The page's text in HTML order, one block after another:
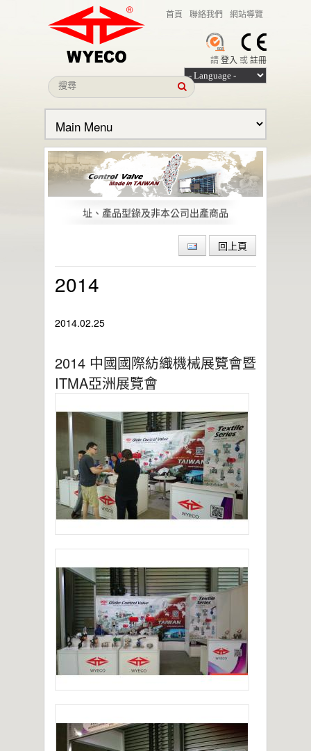
首頁 聯絡我們 網站導覽
請登入 或註冊
本公司名義遭冒用之聲明
近期出現仿冒我司全球多經銷據點的網站、網
址、產品型錄及非本公司出產商品
助力石化與特殊化學產業邁向綠色轉型與
偉允閥業聯手洛克威爾 邁向IIoT轉型
智慧工廠最佳解決方案｜設備效能管理及資訊
亞洲工業4.0智慧製造系列展
偉允閥業邱倉祥掌舵北市機器公會
~~杜絕仿冒 拒絕山寨~~
回上頁
2014
2014.02.25
2014 中國國際紡織機械展覽會暨
ITMA亞洲展覽會